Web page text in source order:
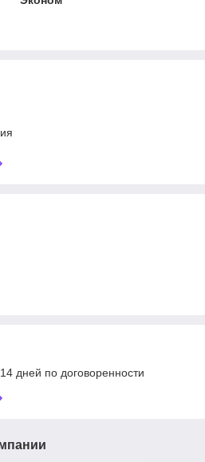
дней по договоренности